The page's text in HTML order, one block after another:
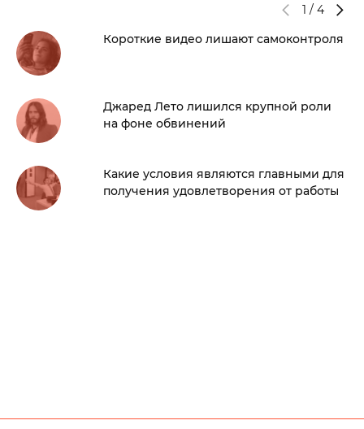
1 / 4
Короткие видео лишают самоконтроля
Джаред Лето лишился крупной роли
на фоне обвинений
Какие условия являются главными для
получения удовлетворения от работы